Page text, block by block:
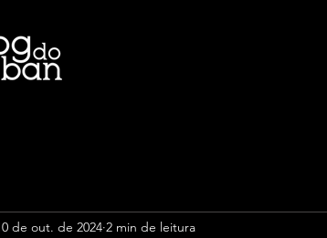
de out. de 2024 2 min de leitura